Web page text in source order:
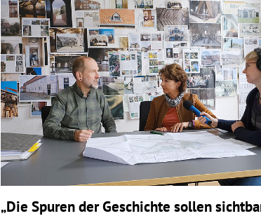
„Die Spuren der Geschichte sollen